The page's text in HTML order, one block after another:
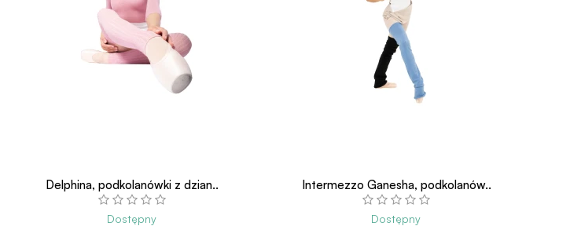
Delphina, podkolanówki z dzian..
Dostępny
Intermezzo Ganesha, podkolanów..
Dostępny